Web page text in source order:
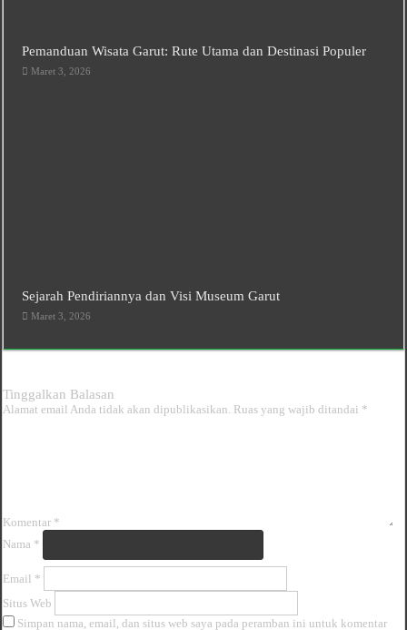
Pemanduan Wisata Garut: Rute Utama dan Destinasi Populer
Maret 3, 2026
Sejarah Pendiriannya dan Visi Museum Garut
Maret 3, 2026
Tinggalkan Balasan
Alamat email Anda tidak akan dipublikasikan. Ruas yang wajib ditandai *
Komentar *
Nama *
Email *
Situs Web
Simpan nama, email, dan situs web saya pada peramban ini untuk komentar